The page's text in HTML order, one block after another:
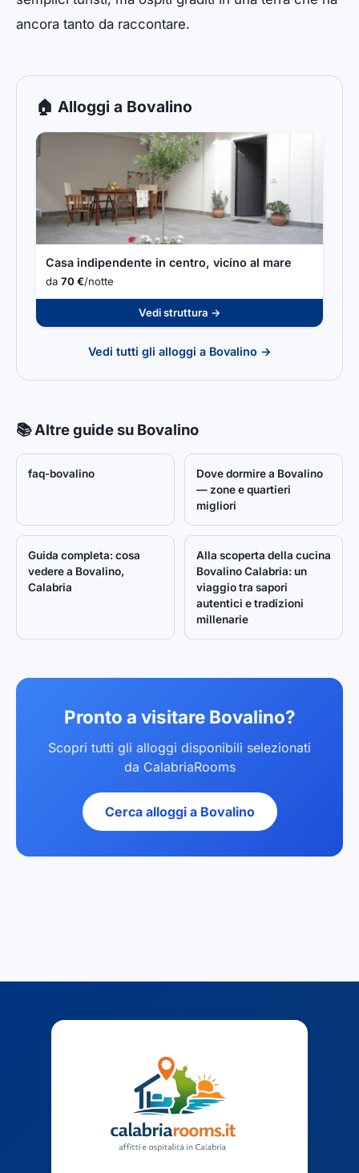
ancora tanto da raccontare.
🏠 Alloggi a Bovalino
Casa indipendente in centro, vicino al mare
da 70 €/notte
Vedi struttura →
Vedi tutti gli alloggi a Bovalino →
📚 Altre guide su Bovalino
faq-bovalino
Dove dormire a Bovalino
— zone e quartieri
migliori
Guida completa: cosa
vedere a Bovalino,
Calabria
Alla scoperta della cucina
Bovalino Calabria: un
viaggio tra sapori
autentici e tradizioni
millenarie
Pronto a visitare Bovalino?
Scopri tutti gli alloggi disponibili selezionati
da CalabriaRooms
Cerca alloggi a Bovalino